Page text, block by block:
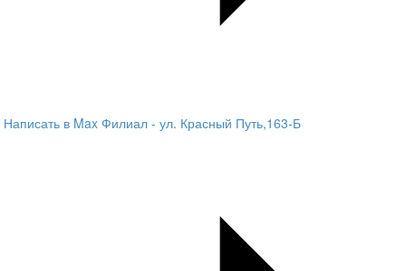
Написать в Max Филиал - ул. Красный Путь,163-Б